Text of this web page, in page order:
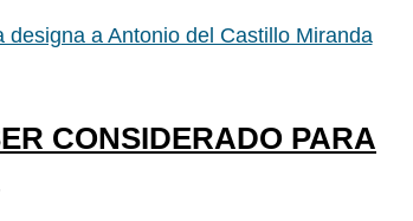
designa a Antonio del Castillo Miranda
CONSIDERADO PARA